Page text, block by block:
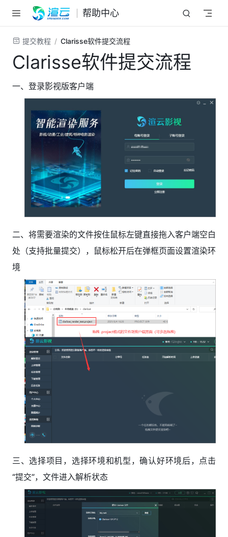
跳至主要內容 帮助中心
提交教程 Clarisse软件提交流程
Clarisse软件提交流程
一、登录影视版客户端
二、将需要渲染的文件按住鼠标左键直接拖入客户端空白
处（支持批量提交），鼠标松开后在弹框页面设置渲染环
境
三、选择项目，选择环境和机型，确认好环境后，点击
“提交”，文件进入解析状态